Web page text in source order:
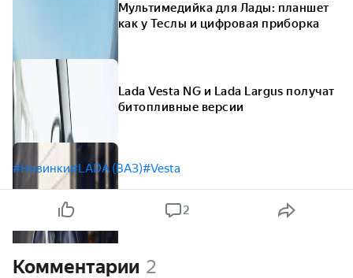
Мультимедийка для Лады: планшет
как у Теслы и цифровая приборка
Lada Vesta NG и Lada Largus получат
битопливные версии
#Новинки#LADA (ВАЗ)#Vesta
2
Комментарии 2